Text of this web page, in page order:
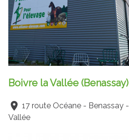
Boivre la Vallée (Benassay)
17 route Océane - Benassay
Vallée